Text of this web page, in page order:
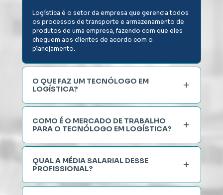
Logística é o setor da empresa que gerencia todos
os processos de transporte e armazenamento de
produtos de uma empresa, fazendo com que eles
cheguem aos clientes de acordo com o
planejamento.
O QUE FAZ UM TECNÓLOGO EM
LOGÍSTICA?
COMO É O MERCADO DE TRABALHO
PARA O TECNÓLOGO EM LOGÍSTICA?
QUAL A MÉDIA SALARIAL DESSE
PROFISSIONAL?